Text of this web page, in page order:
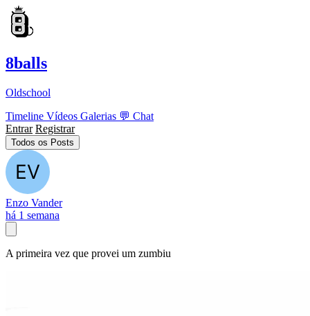
8balls
Oldschool
Timeline Vídeos Galerias 💬 Chat
Entrar Registrar
Todos os Posts
Enzo Vander
há 1 semana
A primeira vez que provei um zumbiu